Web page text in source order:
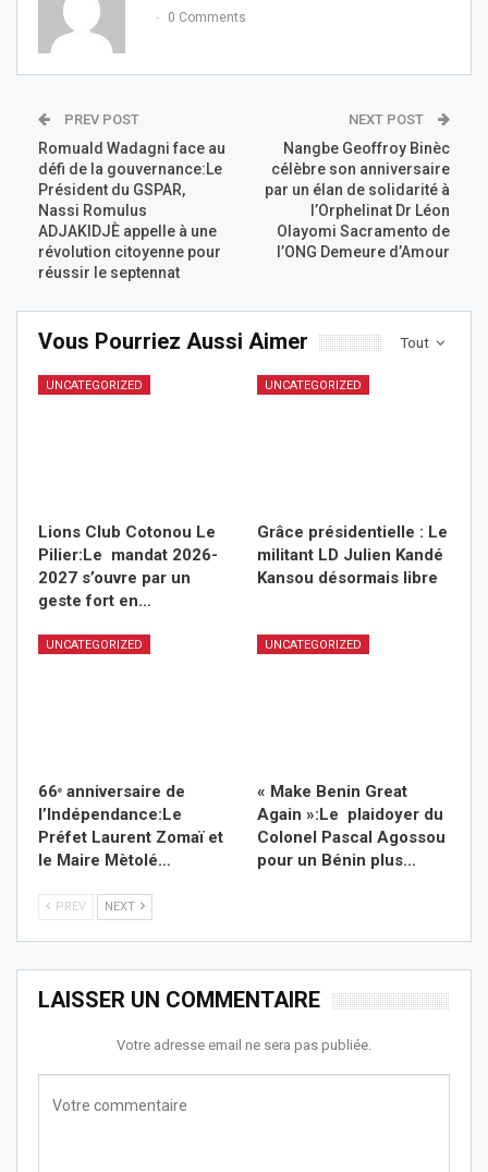
0 Comments
PREV POST
Romuald Wadagni face au
défi de la gouvernance:Le
Président du GSPAR,
Nassi Romulus
ADJAKIDJÈ appelle à une
révolution citoyenne pour
réussir le septennat
NEXT POST
Nangbe Geoffroy Binèc
célèbre son anniversaire
par un élan de solidarité à
l’Orphelinat Dr Léon
Olayomi Sacramento de
l’ONG Demeure d’Amour
Tout
Vous Pourriez Aussi Aimer
UNCATEGORIZED
Lions Club Cotonou Le
Pilier:Le mandat 2026-
2027 s’ouvre par un
geste fort en…
UNCATEGORIZED
Grâce présidentielle : Le
militant LD Julien Kandé
Kansou désormais libre
UNCATEGORIZED
66ᵉ anniversaire de
l’Indépendance:Le
Préfet Laurent Zomaï et
le Maire Mètolé…
UNCATEGORIZED
« Make Benin Great
Again »:Le plaidoyer du
Colonel Pascal Agossou
pour un Bénin plus…
PREV NEXT
LAISSER UN COMMENTAIRE
Votre adresse email ne sera pas publiée.